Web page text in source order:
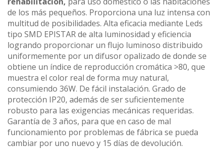
de los más pequeños. Proporciona una luz intensa con
multitud de posibilidades. Alta eficacia mediante Leds
tipo SMD EPISTAR de alta luminosidad y eficiencia
logrando proporcionar un flujo luminoso distribuido
uniformemente por un difusor opalizado de donde se
obtiene un índice de reproducción cromática >80, que
muestra el color real de forma muy natural,
consumiendo 36W. De fácil instalación. Grado de
protección IP20, además de ser suficientemente
robusto para las exigencias mecánicas requeridas.
Garantía de 3 años, para que en caso de mal
funcionamiento por problemas de fábrica se pueda
cambiar por uno nuevo y 15 días de devolución.